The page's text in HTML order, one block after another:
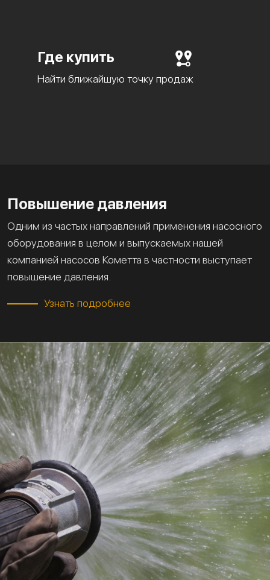
Где купить
Найти ближайшую точку продаж
Повышение давления
Одним из частых направлений применения насосного
оборудования в целом и выпускаемых нашей
компанией насосов Кометта в частности выступает
повышение давления.
Узнать подробнее